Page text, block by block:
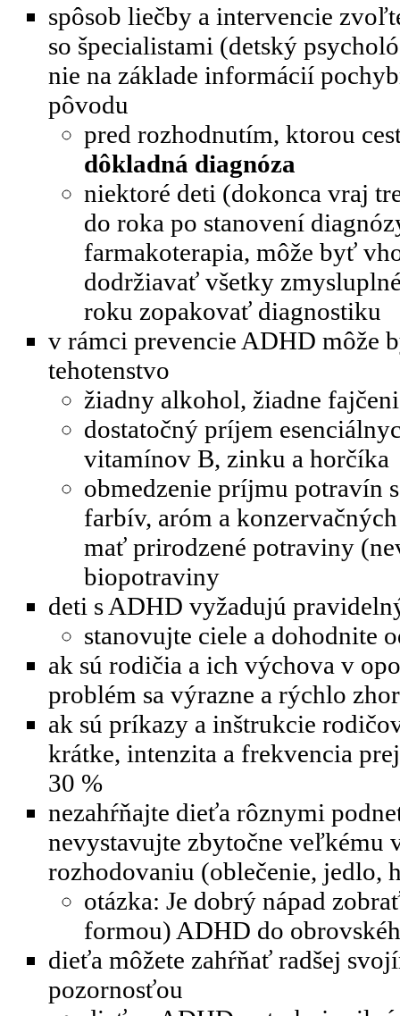
spôsob liečby a intervencie
so špecialistami (detský
nie na základe informácií
pôvodu
pred rozhodnutím, ktorou
dôkladná diagnóza
niektoré deti (dokonca vraj
do roka po stanovení
farmakoterapia, môže byť
dodržiavať všetky
roku zopakovať diagnostiku
v rámci prevencie ADHD môže
tehotenstvo
žiadny alkohol, žiadne
dostatočný príjem
vitamínov B, zinku a horčíka
obmedzenie príjmu potravín
farbív, aróm a
mať prirodzené potraviny
biopotraviny
deti s ADHD vyžadujú
stanovujte ciele a dohodnite
ak sú rodičia a ich výchova v
problém sa výrazne a rýchlo
ak sú príkazy a inštrukcie
krátke, intenzita a frekvencia
30 %
nezahŕňajte dieťa rôznymi
nevystavujte zbytočne veľkému
rozhodovaniu (oblečenie, jedlo,
otázka: Je dobrý nápad
formou) ADHD do
dieťa môžete zahŕňať radšej
pozornosťou